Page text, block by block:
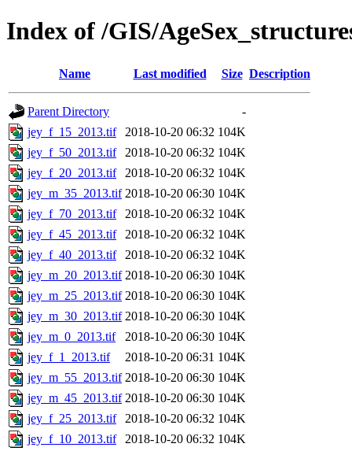
Index of /GIS/
Name Last modified Size Description
Parent Directory
-
jey_f_15_2013.tif
2018-10-20 06:32 104K
jey_f_50_2013.tif
2018-10-20 06:32 104K
jey_f_20_2013.tif
2018-10-20 06:32 104K
jey_m_35_2013.tif 2018-10-20 06:30 104K
jey_f_70_2013.tif
2018-10-20 06:32 104K
jey_f_45_2013.tif
2018-10-20 06:32 104K
jey_f_40_2013.tif
2018-10-20 06:32 104K
jey_m_20_2013.tif 2018-10-20 06:30 104K
jey_m_25_2013.tif 2018-10-20 06:30 104K
jey_m_30_2013.tif 2018-10-20 06:30 104K
jey_m_0_2013.tif
2018-10-20 06:30 104K
jey_f_1_2013.tif
2018-10-20 06:31 104K
jey_m_55_2013.tif 2018-10-20 06:30 104K
jey_m_45_2013.tif 2018-10-20 06:30 104K
jey_f_25_2013.tif
2018-10-20 06:32 104K
jey_f_10_2013.tif
2018-10-20 06:32 104K